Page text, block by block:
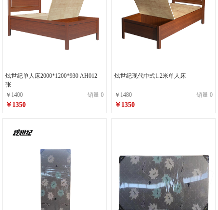
炫世纪单人床2000*1200*930 AH012
张
￥1400
销量 0
￥1350
炫世纪现代中式1.2米单人床
￥1480 销量 0
￥1350